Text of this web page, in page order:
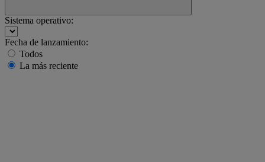
Sistema operativo:
Fecha de lanzamiento:
Todos
La más reciente